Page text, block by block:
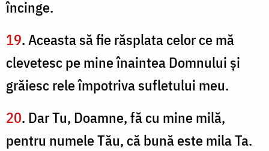
încinge.
19. Aceasta să fie răsplata celor ce mă
clevetesc pe mine înaintea Domnului şi
grăiesc rele împotriva sufletului meu.
20. Dar Tu, Doamne, fă cu mine milă,
pentru numele Tău, că bună este mila Ta.